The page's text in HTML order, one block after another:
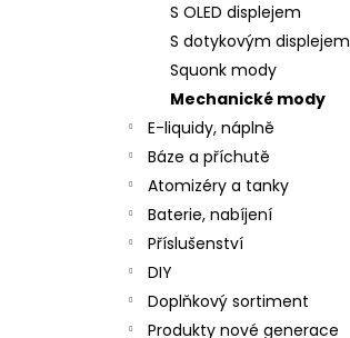
S OLED displejem
S dotykovým displejem
Squonk mody
Mechanické mody
E-liquidy, náplně
Báze a příchutě
Atomizéry a tanky
Baterie, nabíjení
Příslušenství
DIY
Doplňkový sortiment
Produkty nové generace